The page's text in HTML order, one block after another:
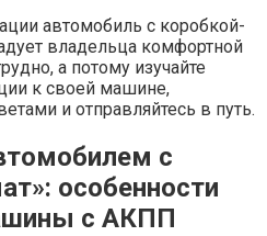
автомобиль с коробкой-
владельца комфортной
а потому изучайте
к своей машине,
и отправляйтесь в путь.
с
особенности
с АКПП